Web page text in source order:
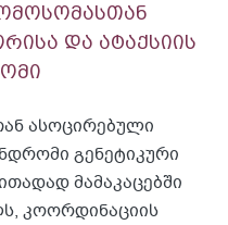
და ატაქსიის
ასოცირებული
გენეტიკური
მამაკაცებში
კოორდინაციის